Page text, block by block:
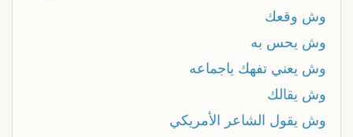
وش وقعك
وش يحس به
وش يعني تفهك ياجماعه
وش يقالك
وش يقول الشاعر الأمريكي